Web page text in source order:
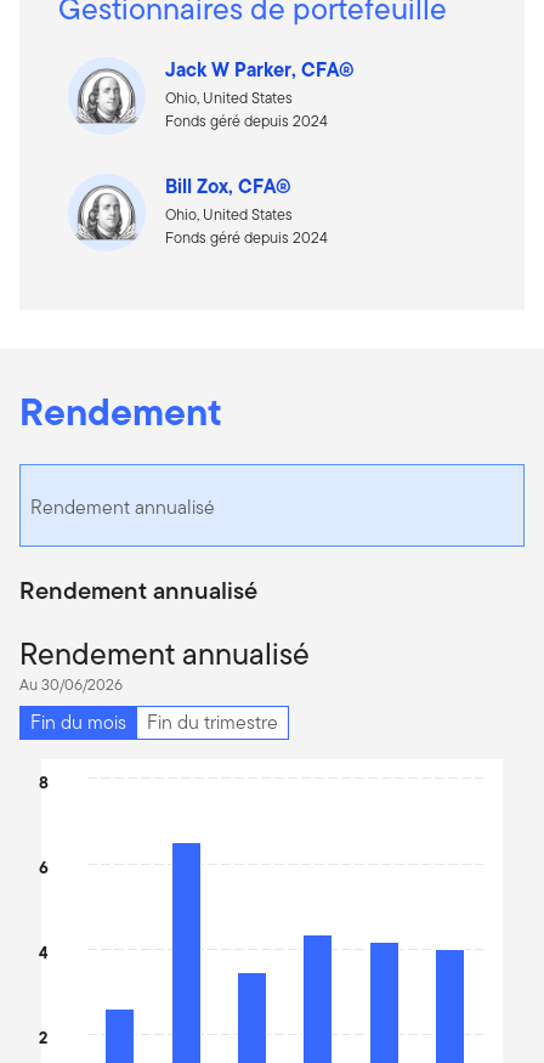
Jack W Parker, CFA®
Ohio, United States
Fonds géré depuis 2024
Bill Zox, CFA®
Ohio, United States
Fonds géré depuis 2024
Rendement
Rendement annualisé
Rendement annualisé
Rendement annualisé
Au 30/06/2026
Fin du mois
Fin du trimestre
The chart has 1 X axis displaying categories.
The chart has 1 Y axis displaying values. Data ranges from 2.59
2
4
6
8